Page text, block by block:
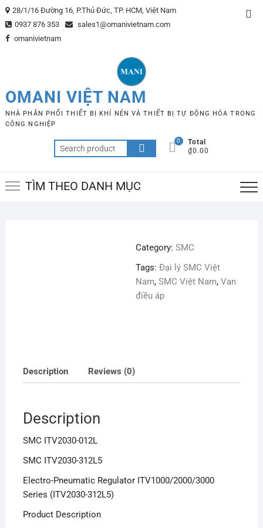
Skip
to
content
28/1/16 Đường 16, P.Thủ Đức, TP. HCM, Việt Nam
0937 876 353
sales1@omanivietnam.com
omanivietnam
OMANI VIỆT NAM
NHÀ PHÂN PHỐI THIẾT BỊ KHÍ NÉN VÀ THIẾT BỊ TỰ ĐỘNG HÓA TRONG
CÔNG NGHIỆP
Search
for:
0
Total
₫0.00
TÌM THEO DANH MỤC
Category:SMC
Tags:Đại lý SMC Việt
Nam,SMC Việt Nam,Van
điều áp
Description Reviews (0)
Description
SMC ITV2030-012L
SMC ITV2030-312L5
Electro-Pneumatic Regulator ITV1000/2000/3000
Series (ITV2030-312L5)
Product Description